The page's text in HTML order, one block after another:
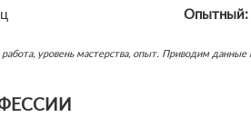
Опытный:
уровень мастерства, опыт. Приводим